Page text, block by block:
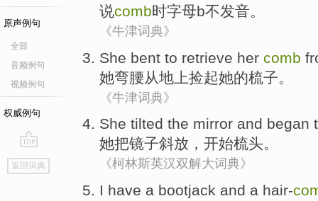
原声例句
全部
音频例句
视频例句
权威例句
go
top
返回词典
说comb时字母b不发音。
《牛津词典》
She bent to retrieve her comb
她弯腰从地上捡起她的梳子 。
《牛津词典》
She tilted the mirror and began
她把镜子斜放 ， 开始梳头。
《柯林斯英汉双解大词典》
I have a bootjack and a hair-